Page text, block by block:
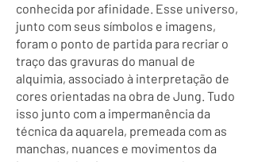
conhecida por afinidade. Esse universo,
junto com seus símbolos e imagens,
foram o ponto de partida para recriar o
traço das gravuras do manual de
alquimia, associado à interpretação de
cores orientadas na obra de Jung. Tudo
isso junto com a impermanência da
técnica da aquarela, premeada com as
manchas, nuances e movimentos da